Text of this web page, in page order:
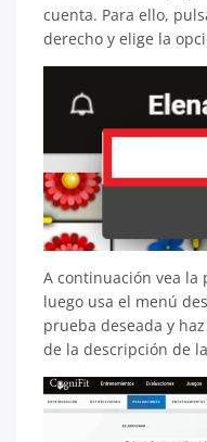
cuenta. Para ello,
derecho y elige la
A continuación vea la
luego usa el menú
prueba deseada y
de la descripción de